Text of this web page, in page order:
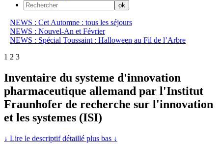
NEWS : Cet Automne : tous les séjours
NEWS : Nouvel-An et Février
NEWS : Spécial Toussaint : Halloween au Fil de l’Arbre
1 2 3
Inventaire du systeme d'innovation
pharmaceutique allemand par l'Institut
Fraunhofer de recherche sur l'innovation
et les systemes (ISI)
↓ Lire le descriptif détaillé plus bas ↓